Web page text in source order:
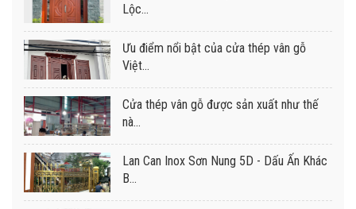
Lộc...
Ưu điểm nổi bật của cửa thép vân gỗ
Việt...
Cửa thép vân gỗ được sản xuất như thế
nà...
Lan Can Inox Sơn Nung 5D - Dấu Ấn Khác
B...